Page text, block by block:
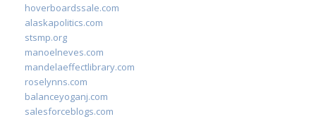
hoverboardssale.com
alaskapolitics.com
stsmp.org
manoelneves.com
mandelaeffectlibrary.com
roselynns.com
balanceyoganj.com
salesforceblogs.com